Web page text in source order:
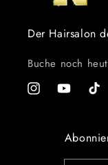
Der Hairsalon
Buche noch
InstagramYouTubeTikTok